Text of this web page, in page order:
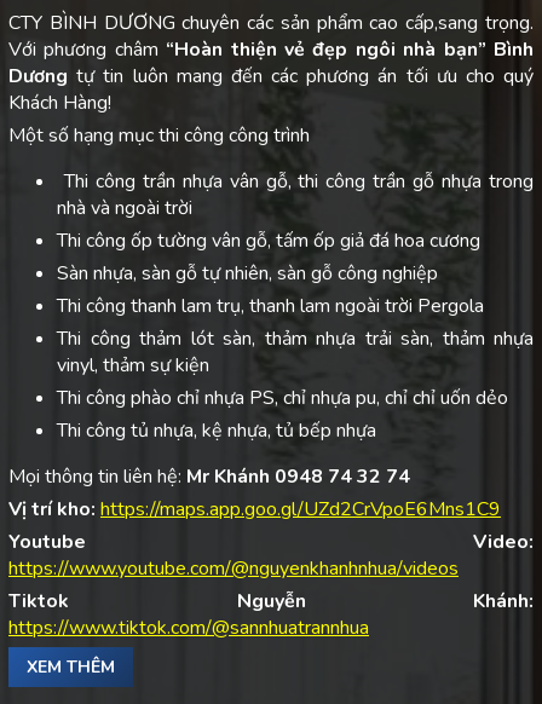
CTY BÌNH DƯƠNG chuyên các sản phẩm cao cấp,sang trọng.
Với phương châm “Hoàn thiện vẻ đẹp ngôi nhà bạn” Bình
Dươngtự tin luôn mang đến các phương án tối ưu cho quý
Khách Hàng!
Một số hạng mục thi công công trình
Thi công trần nhựa vân gỗ, thi công trần gỗ nhựa trong
nhà và ngoài trời
Thi công ốp tường vân gỗ, tấm ốp giả đá hoa cương
Sàn nhựa, sàn gỗ tự nhiên, sàn gỗ công nghiệp
Thi công thanh lam trụ, thanh lam ngoài trời Pergola
Thi công thảm lót sàn, thảm nhựa trải sàn, thảm nhựa
vinyl, thảm sự kiện
Thi công phào chỉ nhựa PS, chỉ nhựa pu, chỉ chỉ uốn dẻo
Thi công tủ nhựa, kệ nhựa, tủ bếp nhựa
Mọi thông tin liên hệ: Mr Khánh 0948 74 32 74
Vị trí kho: https://maps.app.goo.gl/UZd2CrVpoE6Mns1C9
Youtube Video:
https://www.youtube.com/@nguyenkhanhnhua/videos
Tiktok Nguyễn Khánh:
https://www.tiktok.com/@sannhuatrannhua
XEM THÊM